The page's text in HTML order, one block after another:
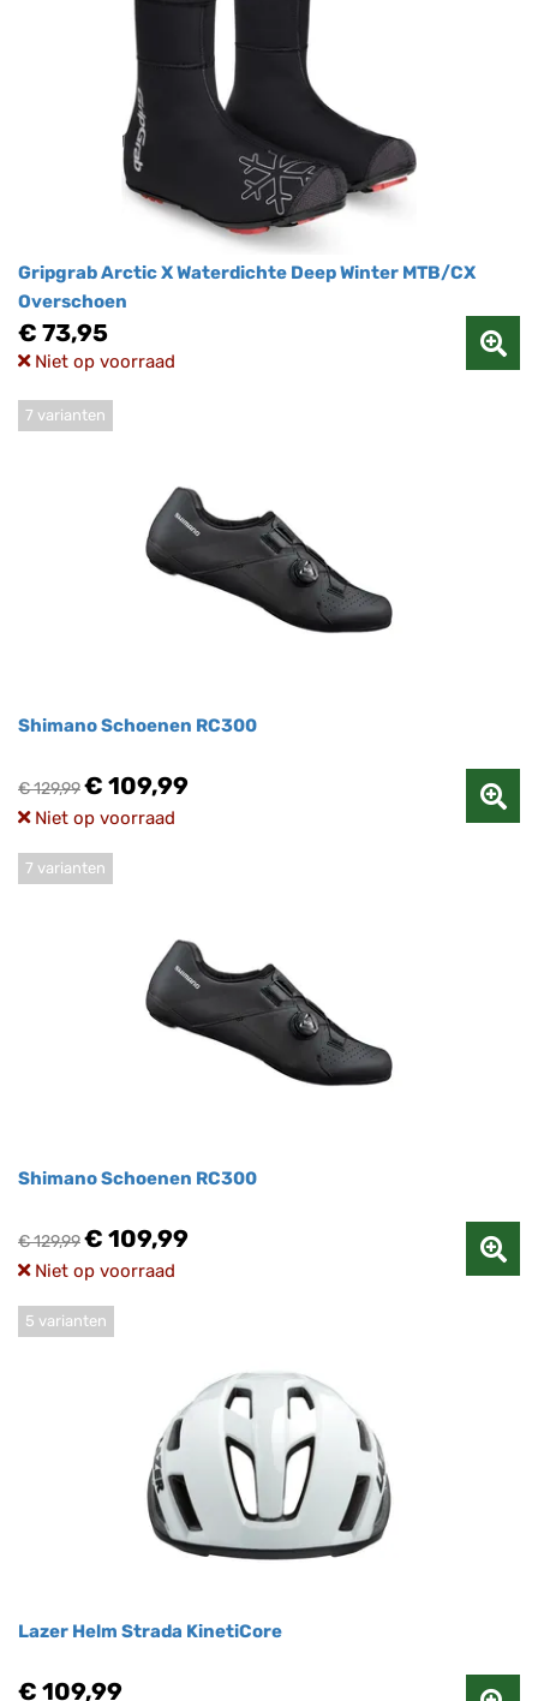
Gripgrab Arctic X Waterdichte Deep Winter MTB/CX
Overschoen
€ 73,95
Niet op voorraad
Shimano Schoenen RC300
7 varianten
€ 129,99€ 109,99
Niet op voorraad
Shimano Schoenen RC300
7 varianten
€ 129,99€ 109,99
Niet op voorraad
Lazer Helm Strada KinetiCore
5 varianten
€ 109,99